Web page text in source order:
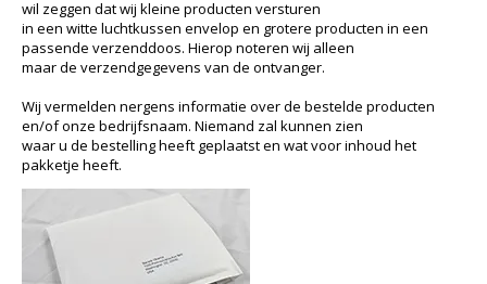
wil zeggen dat wij kleine producten versturen
in een witte luchtkussen envelop en grotere producten in een
passende verzenddoos. Hierop noteren wij alleen
maar de verzendgegevens van de ontvanger.
Wij vermelden nergens informatie over de bestelde producten
en/of onze bedrijfsnaam. Niemand zal kunnen zien
waar u de bestelling heeft geplaatst en wat voor inhoud het
pakketje heeft.